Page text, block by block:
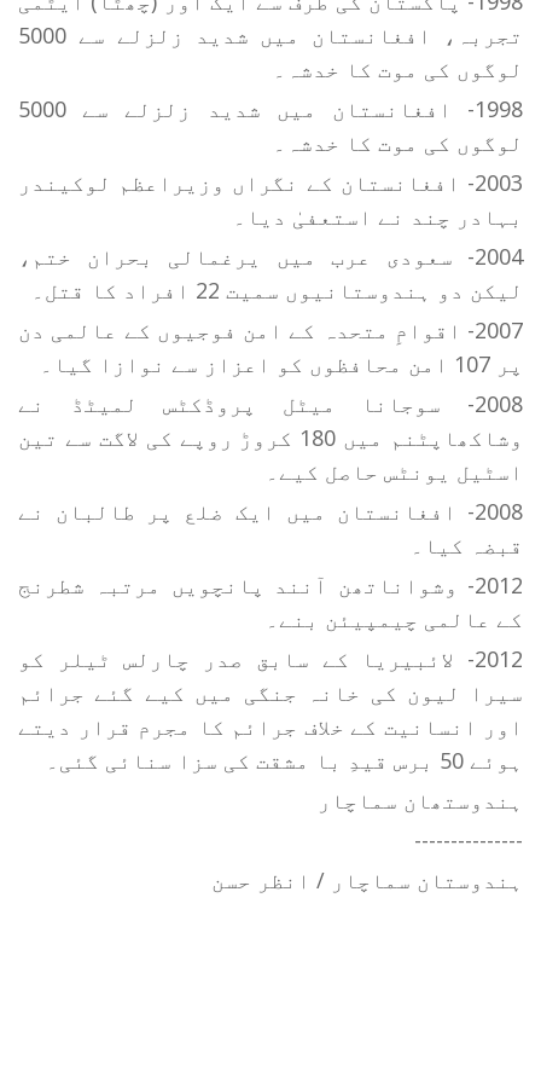
تجربہ، افغانستان میں شدید زلزلے سے 5000
لوگوں کی موت کا خدشہ۔
1998- افغانستان میں شدید زلزلے سے 5000
لوگوں کی موت کا خدشہ۔
2003- افغانستان کے نگراں وزیراعظم لوکیندر
بہادر چند نے استعفیٰ دیا۔
2004- سعودی عرب میں یرغمالی بحران ختم،
لیکن دو ہندوستانیوں سمیت 22 افراد کا قتل۔
2007- اقوامِ متحدہ کے امن فوجیوں کے عالمی دن
پر 107 امن محافظوں کو اعزاز سے نوازا گیا۔
2008- سوجانا میٹل پروڈکٹس لمیٹڈ نے
وشاکھاپٹنم میں 180 کروڑ روپے کی لاگت سے تین
اسٹیل یونٹس حاصل کیے۔
2008- افغانستان میں ایک ضلع پر طالبان نے
قبضہ کیا۔
2012- وشواناتھن آنند پانچویں مرتبہ شطرنج
کے عالمی چیمپیئن بنے۔
2012- لائبیریا کے سابق صدر چارلس ٹیلر کو
سیرا لیون کی خانہ جنگی میں کیے گئے جرائم
اور انسانیت کے خلاف جرائم کا مجرم قرار دیتے
ہوئے 50 برس قیدِ با مشقت کی سزا سنائی گئی۔
ہندوستھان سماچار
---------------
ہندوستان سماچار / انظر حسن